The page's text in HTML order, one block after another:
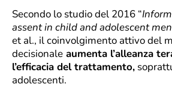
Secondo lo studio del 2016 “
assent in child and adolescent
et al., il coinvolgimento attivo del
decisionale aumenta l’alleanza
l’efficacia del trattamento,
adolescenti.